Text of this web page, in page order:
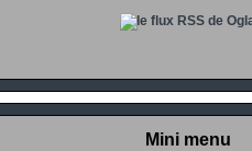
Mini menu